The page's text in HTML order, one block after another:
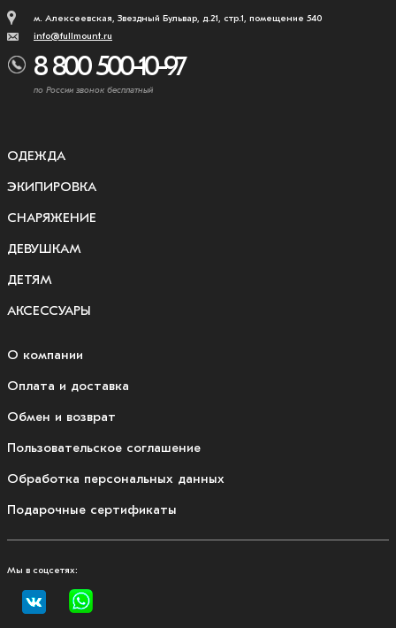
м. Алексеевская, Звездный Бульвар, д.21, стр.1, помещение 540
info@fullmount.ru
8 800 500-10-97
по России звонок бесплатный
ОДЕЖДА
ЭКИПИРОВКА
СНАРЯЖЕНИЕ
ДЕВУШКАМ
ДЕТЯМ
АКСЕССУАРЫ
О компании
Оплата и доставка
Обмен и возврат
Пользовательское соглашение
Обработка персональных данных
Подарочные сертификаты
Мы в соцсетях: